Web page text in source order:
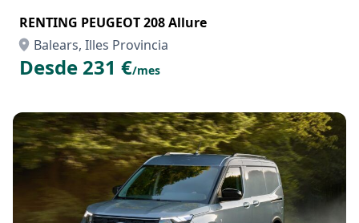
RENTING PEUGEOT 208 Allure
Balears, Illes Provincia
Desde 231 €/mes